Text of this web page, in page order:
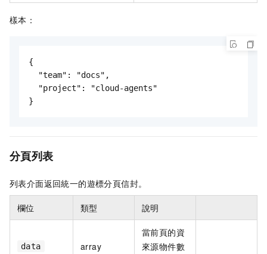
樣本：
{
  "team": "docs",
  "project": "cloud-agents"
分頁列表
列表介面返回統一的遊標分頁信封。
欄位 類型 說明
data array
當前頁的資
來源物件數